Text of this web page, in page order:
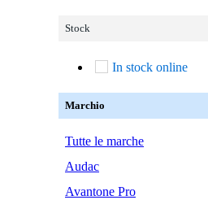
Stock
In stock online
Marchio
Tutte le marche
Audac
Avantone Pro